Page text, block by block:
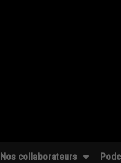
Nos collaborateurs